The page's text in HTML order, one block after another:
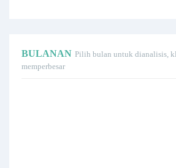
BULANAN Pilih bulan untuk dianalisis,
memperbesar